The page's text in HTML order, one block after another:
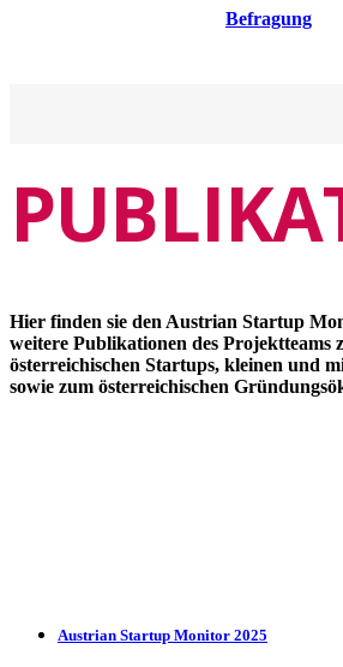
Befragung
Hier finden sie den Austrian Startup
weitere Publikationen des Projektteams
österreichischen Startups, kleinen und
sowie zum österreichischen
Austrian Startup Monitor 2025